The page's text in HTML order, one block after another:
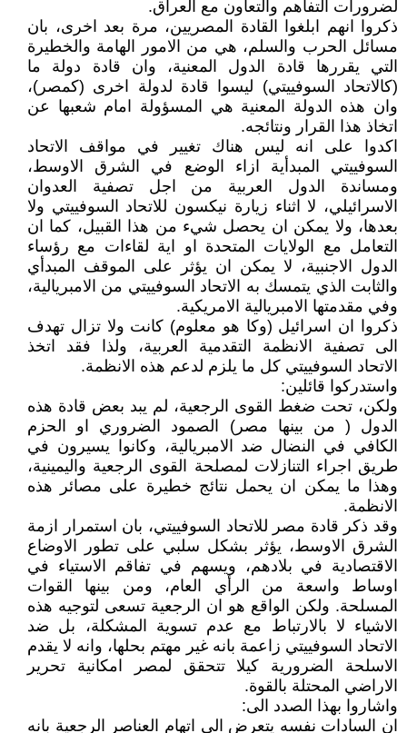
لضرورات التفاهم والتعاون مع العراق.
ذكروا انهم ابلغوا القادة المصريين، مرة بعد اخرى، بان
مسائل الحرب والسلم، هي من الامور الهامة والخطيرة
التي يقررها قادة الدول المعنية، وان قادة دولة ما
(كالاتحاد السوفييتي) ليسوا قادة لدولة اخرى (كمصر)،
وان هذه الدولة المعنية هي المسؤولة امام شعبها عن
اتخاذ هذا القرار ونتائجه.
اكدوا على انه ليس هناك تغيير في مواقف الاتحاد
السوفييتي المبدأية ازاء الوضع في الشرق الاوسط،
ومساندة الدول العربية من اجل تصفية العدوان
الاسرائيلي، لا اثناء زيارة نيكسون للاتحاد السوفييتي ولا
بعدها، ولا يمكن ان يحصل شيء من هذا القبيل، كما ان
التعامل مع الولايات المتحدة او اية لقاءات مع رؤساء
الدول الاجنبية، لا يمكن ان يؤثر على الموقف المبدأي
والثابت الذي يتمسك به الاتحاد السوفييتي من الامبريالية،
وفي مقدمتها الامبريالية الامريكية.
ذكروا ان اسرائيل (وكا هو معلوم) كانت ولا تزال تهدف
الى تصفية الانظمة التقدمية العربية، ولذا فقد اتخذ
الاتحاد السوفييتي كل ما يلزم لدعم هذه الانظمة.
واستدركوا قائلين:
ولكن، تحت ضغط القوى الرجعية، لم يبد بعض قادة هذه
الدول ( من بينها مصر) الصمود الضروري او الحزم
الكافي في النضال ضد الامبريالية، وكانوا يسيرون في
طريق اجراء التنازلات لمصلحة القوى الرجعية واليمينية،
وهذا ما يمكن ان يحمل نتائج خطيرة على مصائر هذه
الانظمة.
وقد ذكر قادة مصر للاتحاد السوفييتي، بان استمرار ازمة
الشرق الاوسط، يؤثر بشكل سلبي على تطور الاوضاع
الاقتصادية في بلادهم، ويسهم في تفاقم الاستياء في
اوساط واسعة من الرأي العام، ومن بينها القوات
المسلحة. ولكن الواقع هو ان الرجعية تسعى لتوجيه هذه
الاشياء لا بالارتباط مع عدم تسوية المشكلة، بل ضد
الاتحاد السوفييتي زاعمة بانه غير مهتم بحلها، وانه لا يقدم
الاسلحة الضرورية كيلا تتحقق لمصر امكانية تحرير
الاراضي المحتلة بالقوة.
واشاروا بهذا الصدد الى:
ان السادات نفسه يتعرض الى اتهام العناصر الرجعية بانه